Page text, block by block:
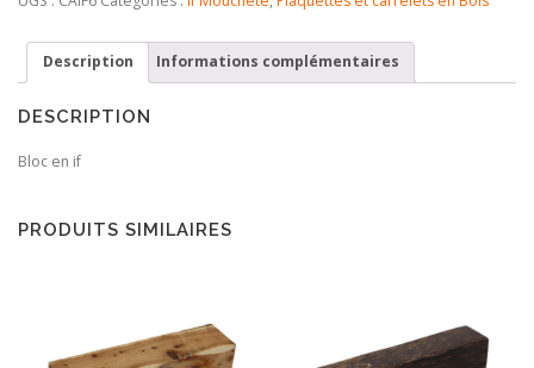
Description Informations complémentaires
DESCRIPTION
Bloc en if
PRODUITS SIMILAIRES